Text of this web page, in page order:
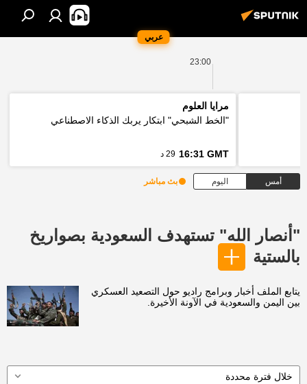
عربي
23:00
مرايا العلوم
"الخط الشبحي" ابتكار يربك الذكاء الاصطناعي
16:31 GMT 29 د
أمس اليوم بث مباشر
"أنصار الله" تستهدف السعودية بصواريخ
بالستية
يتابع الملف أخبار وبرامج راديو حول التصعيد العسكري
بين اليمن والسعودية في الآونة الأخيرة.
خلال فترة محددة